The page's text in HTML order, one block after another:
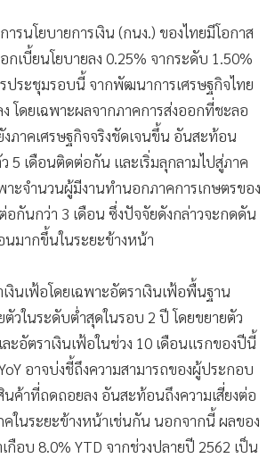
ต
รนโยบายการเงิน (กนง.) ของไทยมีโอกาส
เบี้ยนโยบายลง 0.25% จากระดับ 1.50%
ประชุมรอบนี้ จากพัฒนาการเศรษฐกิจไทย
ดยเฉพาะผลจากภาคการส่งออกที่ชะลอ
งภาคเศรษฐกิจจริงชัดเจนขึ้น อันสะท้อน
5 เดือนติดต่อกัน และเริ่มลุกลามไปสู่ภาค
าะจำนวนผู้มีงานทำนอกภาคการเกษตรของ
กันกว่า 3 เดือน ซึ่งปัจจัยดังกล่าวจะกดดัน
นมากขึ้นในระยะข้างหน้า
นเฟ้อโดยเฉพาะอัตราเงินเฟ้อพื้นฐาน
วในระดับต่ำสุดในรอบ 2 ปี โดยขยายตัว
ละอัตราเงินเฟ้อในช่วง 10 เดือนแรกของปีนี้
อาจบ่งชี้ถึงความสามารถของผู้ประกอบ
นค้าที่ถดถอยลง อันสะท้อนถึงความเสี่ยงต่อ
คในระยะข้างหน้าเช่นกัน นอกจากนี้ ผลของ
กือบ 8.0% YTD จากช่วงปลายปี 2562 เป็น